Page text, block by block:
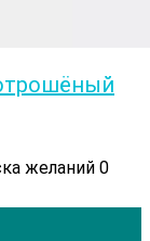
желаний 0